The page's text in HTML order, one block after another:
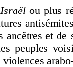
ou plus
ancêtres et
peuples